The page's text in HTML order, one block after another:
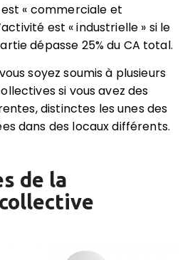
est « commerciale et
est « industrielle » si le
dépasse 25% du CA total.
soyez soumis à plusieurs
si vous avez des
distinctes les unes des
dans des locaux différents.
de la